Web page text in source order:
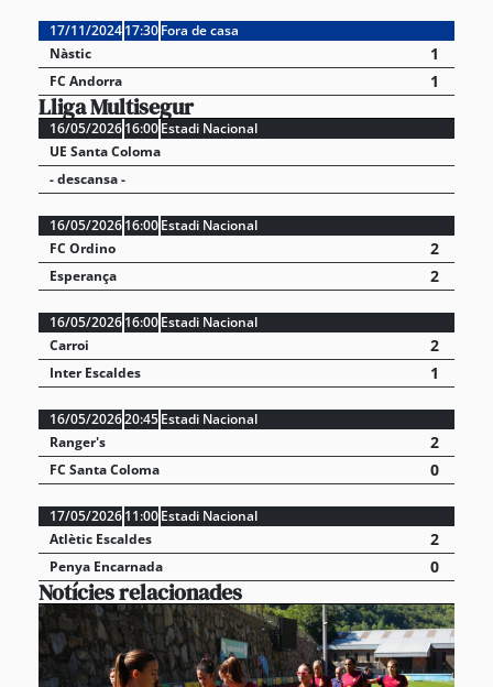
17/11/202417:30Fora de casa
Nàstic
1
FC Andorra 1
Lliga Multisegur
16/05/202616:00Estadi Nacional
UE Santa Coloma
- descansa -
16/05/202616:00Estadi Nacional
FC Ordino
2
Esperança 2
16/05/202616:00Estadi Nacional
Carroi
2
Inter Escaldes 1
16/05/202620:45Estadi Nacional
Ranger's
2
FC Santa Coloma 0
17/05/202611:00Estadi Nacional
Atlètic Escaldes
2
Penya Encarnada 0
Notícies relacionades